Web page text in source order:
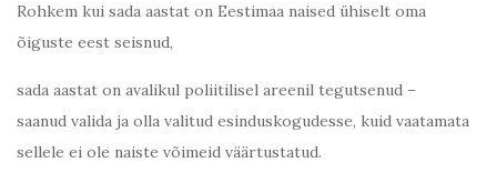
Rohkem kui sada aastat on Eestimaa naised ühiselt oma
õiguste eest seisnud,
sada aastat on avalikul poliitilisel areenil tegutsenud –
saanud valida ja olla valitud esinduskogudesse, kuid vaatamata
sellele ei ole naiste võimeid väärtustatud.